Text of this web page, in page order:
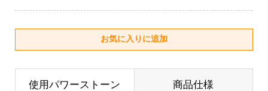
使用パワーストーン 商品仕様